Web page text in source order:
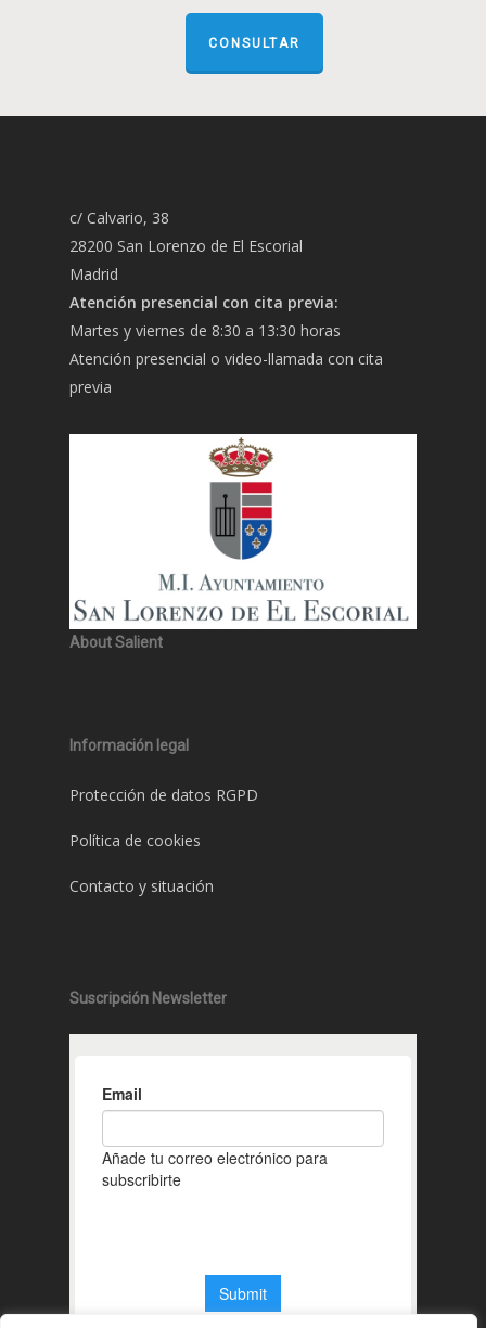
CONSULTAR
c/ Calvario, 38
28200 San Lorenzo de El Escorial
Madrid
Atención presencial con cita previa:
Martes y viernes de 8:30 a 13:30 horas
Atención presencial o video-llamada con cita
previa
About Salient
Información legal
Protección de datos RGPD
Política de cookies
Contacto y situación
Suscripción Newsletter